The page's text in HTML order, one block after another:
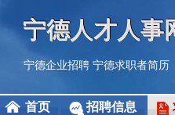
宁德人才人事
宁德企业招聘 宁德求职者简历
首页 招聘信息